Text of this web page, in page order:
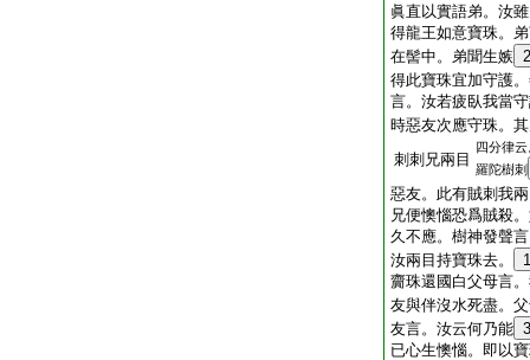
眞直以實語弟。汝
得龍王如意寶珠。
在髻中。弟聞生嫉
得此寶珠宜加守護
言。汝若疲臥我當
時惡友次應守珠。
刺刺兄兩目
四分律
羅陀樹刺
惡友。此有賊刺我
兄便懊惱恐爲賊殺
久不應。樹神發聲
汝兩目持寶珠去。
1
齎珠還國白父母言
友與伴沒水死盡。
友言。汝云何乃能 3
已心生懊惱。即以